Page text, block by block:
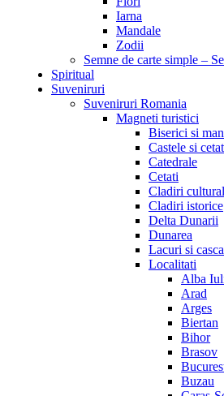
Iarna
Mandale
Zodii
Semne de carte simple –
Spiritual
Suveniruri
Suveniruri Romania
Magneti turistici
Biserici si
Castele si
Catedrale
Cetati
Cladiri
Cladiri istorice
Delta Dunarii
Dunarea
Lacuri si
Localitati
Alba
Arad
Arges
Biertan
Bihor
Brasov
Buzau